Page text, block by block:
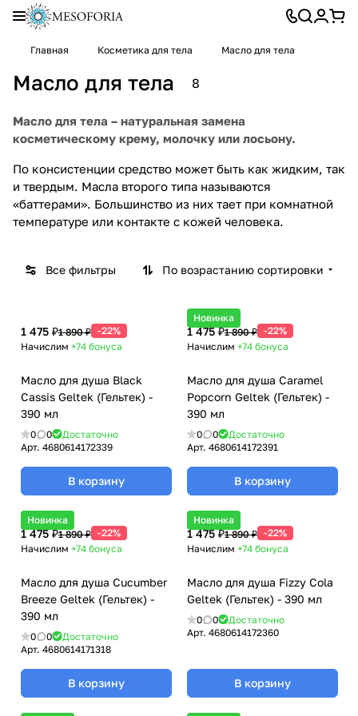
Главная Косметика для тела Масло для тела
Масло для тела 8
Масло для тела – натуральная замена
косметическому крему, молочку или лосьону.
По консистенции средство может быть как жидким, так
и твердым. Масла второго типа называются
«баттерами». Большинство из них тает при комнатной
температуре или контакте с кожей человека.
Все фильтры По возрастанию сортировки
1 475 ₽1 890 ₽ -22%
Начислим +74 бонуса
Масло для душа Black
Cassis Geltek (Гельтек) -
390 мл
0 0
Достаточно
Арт. 4680614172339
В корзину
Новинка
1 475 ₽1 890 ₽ -22%
Начислим +74 бонуса
Масло для душа Caramel
Popcorn Geltek (Гельтек) -
390 мл
0 0
Достаточно
Арт. 4680614172391
В корзину
Новинка
1 475 ₽1 890 ₽ -22%
Начислим +74 бонуса
Масло для душа Cucumber
Breeze Geltek (Гельтек) -
390 мл
0 0
Достаточно
Арт. 4680614171318
В корзину
Новинка
1 475 ₽1 890 ₽ -22%
Начислим +74 бонуса
Масло для душа Fizzy Cola
Geltek (Гельтек) - 390 мл
0 0
Достаточно
Арт. 4680614172360
В корзину